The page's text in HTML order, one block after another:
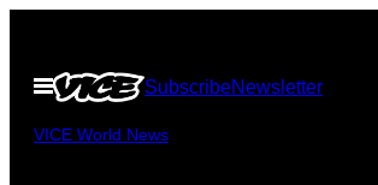
contenido
Abrir
Menú
SubscribeNewsletter
VICE World News